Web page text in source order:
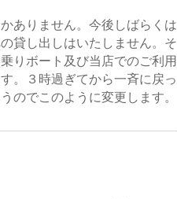
ありません。今後しばらくは
貸し出しはいたしません。そ
りボート及び当店でのご利用
。３時過ぎてから一斉に戻っ
のでこのように変更します。